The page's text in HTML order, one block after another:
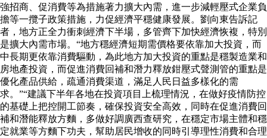
強招商、促消費等為措施著力擴大內需，進一步減輕壓式企業負
擔等一攬子政策措施，力促經濟平穩健康發展。劉向東告訴記
者，地方正全力衝刺經濟下半場，多管齊下加快經濟恢複，特別
是擴大內需市場。“地方穩經濟短期需價格要依靠加大投資，而
中長期更依靠消費驅動，為此地方加大投資的重點是穩製造業和
房地產投資，而促進消費回補和潛力釋放鉗壓式聲測管的重點是
優化產品供給，疏通消費渠道，滿足人民日益多樣化的需
求。”“建議下半年各地在投資項目上梳理情況，在做好疫情防控
的基礎上把控開工節奏，確保投資安全高效，同時在促進消費回
補和潛能釋放方麵，多做好調廣西查研究，在穩定市場主體和穩
定就業等方麵下功夫，幫助居民增收的同時引導理性消費和合理